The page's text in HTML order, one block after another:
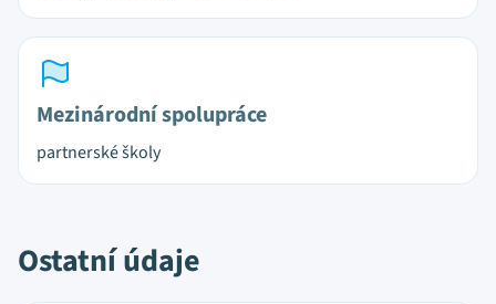
Mezinárodní spolupráce
partnerské školy
Ostatní údaje